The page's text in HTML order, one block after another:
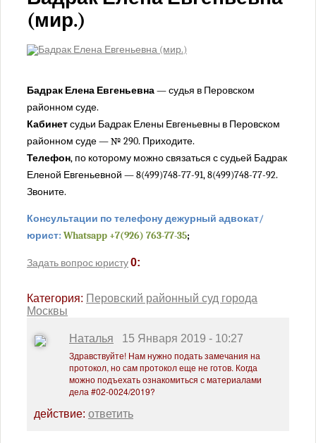
Кунцевский районный суд города Москвы
Люблинский районный суд города Москвы
Нагатинский районный суд города Москвы
Никулинский районный суд города Москвы
Останкинский районный суд города Москвы
Перовский районный суд города Москвы
Преображенский районный суд города Москвы
Пресненский районный суд города Москвы
Савеловский районный суд города Москвы
Симоновский районный суд города Москвы
Тверской районный суд города Москвы
Тимирязевский районный суд города Москвы
Троицкий районный суд города Москвы
Тушинский районный суд города Москвы
Хамовнический районный суд города Москвы
Хорошевский районный суд города Москвы
Черемушкинский районный суд города Москвы
(мир.)
Бадрак Елена Евгеньевна— судья в Перовском
районном суде.
Кабинетсудьи Бадрак Елены Евгеньевны в Перовском
районном суде — № 290. Приходите.
Телефон, по которому можно связаться с судьей Бадрак
Еленой Евгеньевной — 8(499)748-77-91, 8(499)748-77-92.
Звоните.
Консультации по телефону дежурный адвокат/
юрист: Whatsapp +7(926) 763-77-35;
Задать вопрос юристу0:
Категория: Перовский районный суд города
Москвы
Наталья
15 Января 2019 - 10:27
Здравствуйте! Нам нужно подать замечания на
протокол, но сам протокол еще не готов. Когда
можно подъехать ознакомиться с материалами
дела #02-0024/2019?
действие: ответить